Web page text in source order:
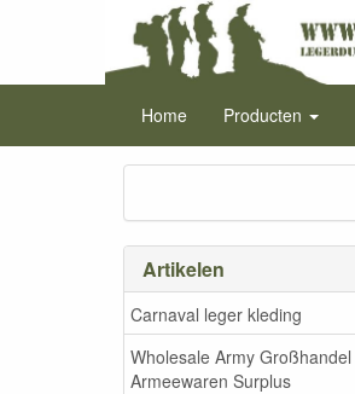
Home Producten
Artikelen
Carnaval leger kleding
Wholesale Army Großhandel
Armeewaren Surplus